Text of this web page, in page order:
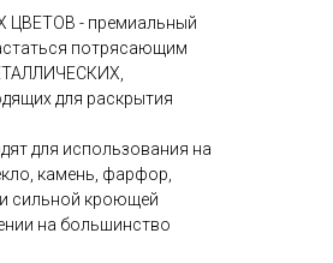
- премиальный
потрясающим
для раскрытия
для использования на
камень, фарфор,
сильной кроющей
на большинство